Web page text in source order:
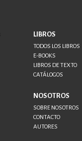
LIBROS
TODOS LOS LIBROS
E-BOOKS
LIBROS DE TEXTO
CATÁLOGOS
NOSOTROS
SOBRE NOSOTROS
CONTACTO
AUTORES